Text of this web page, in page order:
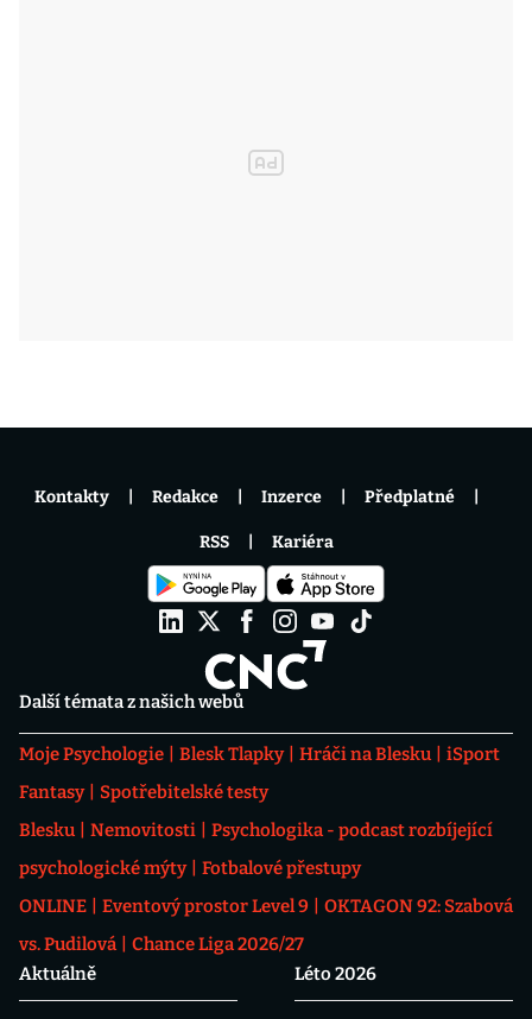
Další témata z našich webů
Moje Psychologie Blesk Tlapky Hráči na Blesku
iSport
Fantasy
Spotřebitelské testy
Blesku
Nemovitosti
Psychologika - podcast rozbíjející
psychologické mýty
Fotbalové přestupy
ONLINE
Eventový prostor Level 9
OKTAGON 92: Szabová
vs. Pudilová
Chance Liga 2026/27
Aktuálně
Léto 2026
Kontakty Redakce Inzerce Předplatné
RSS Kariéra